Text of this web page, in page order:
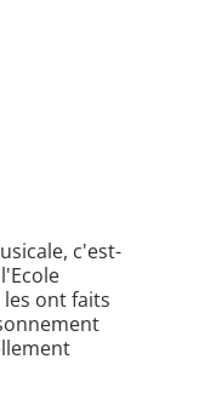
c'est-
ont faits